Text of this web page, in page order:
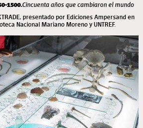
1500.Cincuenta años que cambiaron el mundo
presentado por Ediciones Ampersand en
Nacional Mariano Moreno y UNTREF.